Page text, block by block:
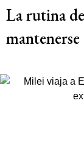
La rutina